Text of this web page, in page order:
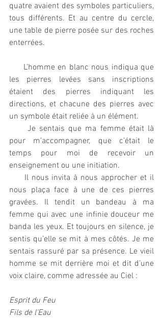
quatre avaient des symboles particuliers,
tous différents. Et au centre du cercle,
une table de pierre posée sur des roches
enterrées.
L’homme en blanc nous indiqua que
les pierres levées sans inscriptions
étaient des pierres indiquant les
directions, et chacune des pierres avec
un symbole était reliée à un élément.
Je sentais que ma femme était là
pour m’accompagner, que c’était le
temps pour moi de recevoir un
enseignement ou une initiation.
Il nous invita à nous approcher et il
nous plaça face à une de ces pierres
gravées. Il tendit un bandeau à ma
femme qui avec une infinie douceur me
banda les yeux. Et toujours en silence, je
sentis qu’elle se mit à mes côtés. Je me
sentais rassuré par sa présence. Le vieil
homme se mit derrière moi et dit d’une
voix claire, comme adressée au Ciel :
Esprit du Feu
Fils de l’Eau